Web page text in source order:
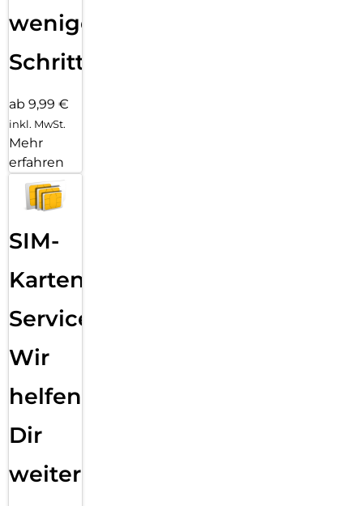
wenigen
Schritten
ab 9,99 €
inkl. MwSt.
Mehr
erfahren
SIM-
Karten
Service:
Wir
helfen
Dir
weiter